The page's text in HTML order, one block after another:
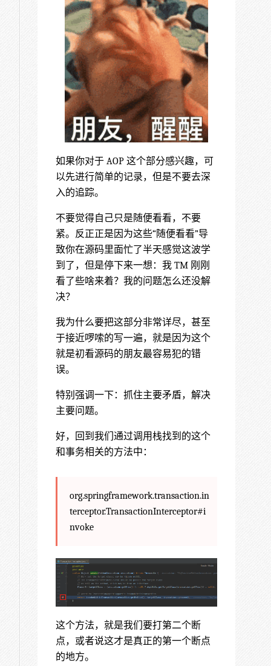
如果你对于 AOP 这个部分感兴趣，可
以先进行简单的记录，但是不要去深
入的追踪。
不要觉得自己只是随便看看，不要
紧。反正正是因为这些“随便看看”导
致你在源码里面忙了半天感觉这波学
到了，但是停下来一想：我 TM 刚刚
看了些啥来着？我的问题怎么还没解
决？
我为什么要把这部分非常详尽，甚至
于接近啰嗦的写一遍，就是因为这个
就是初看源码的朋友最容易犯的错
误。
特别强调一下：抓住主要矛盾，解决
主要问题。
好，回到我们通过调用栈找到的这个
和事务相关的方法中：
org.springframework.transaction.in
terceptor.TransactionInterceptor#i
nvoke
这个方法，就是我们要打第二个断
点，或者说这才是真正的第一个断点
的地方。